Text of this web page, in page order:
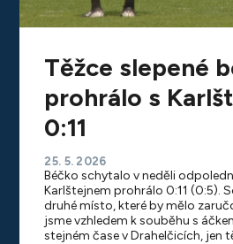
Těžce slepené
prohrálo s
0:11
25. 5. 2026
Béčko schytalo v neděli
Karlštejnem prohrálo 0:11 (0:5).
druhé místo, které by mělo
jsme vzhledem k souběhu s
stejném čase v Drahelčicích, jen